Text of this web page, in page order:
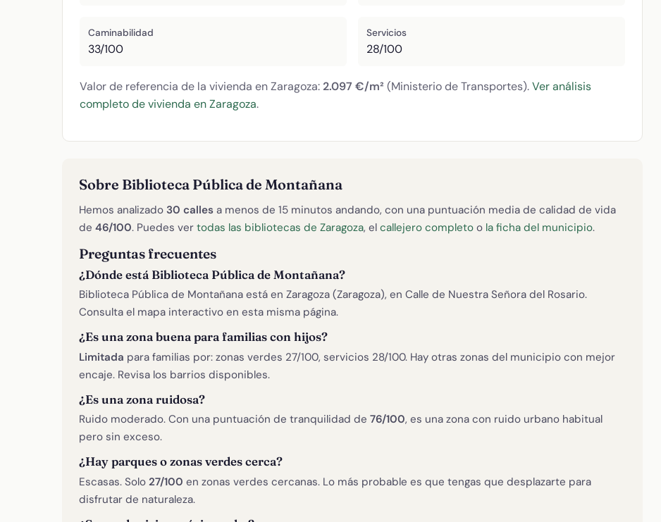
Caminabilidad
33/100
Servicios
28/100
Valor de referencia de la vivienda en Zaragoza: 2.097 €/m² (Ministerio de Transportes).Ver análisis
completo de vivienda en Zaragoza.
Sobre Biblioteca Pública de Montañana
Hemos analizado 30 calles a menos de 15 minutos andando, con una puntuación media de calidad de vida
de 46/100. Puedes ver todas las bibliotecas de Zaragoza, el callejero completo o la ficha del municipio.
Preguntas frecuentes
¿Dónde está Biblioteca Pública de Montañana?
Biblioteca Pública de Montañana está en Zaragoza (Zaragoza), en Calle de Nuestra Señora del Rosario.
Consulta el mapa interactivo en esta misma página.
¿Es una zona buena para familias con hijos?
Limitada para familias por: zonas verdes 27/100, servicios 28/100. Hay otras zonas del municipio con mejor
encaje. Revisa los barrios disponibles.
¿Es una zona ruidosa?
Ruido moderado. Con una puntuación de tranquilidad de 76/100, es una zona con ruido urbano habitual
pero sin exceso.
¿Hay parques o zonas verdes cerca?
Escasas. Solo 27/100 en zonas verdes cercanas. Lo más probable es que tengas que desplazarte para
disfrutar de naturaleza.